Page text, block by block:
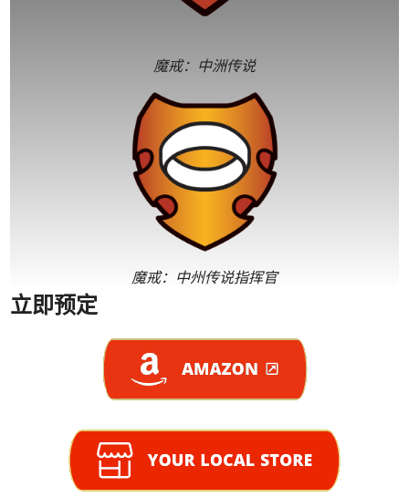
魔戒：中洲传说
魔戒：中州传说指挥官
立即预定